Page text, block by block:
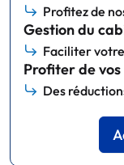
Profitez de
Gestion du
Faciliter
Profiter de vos
Des